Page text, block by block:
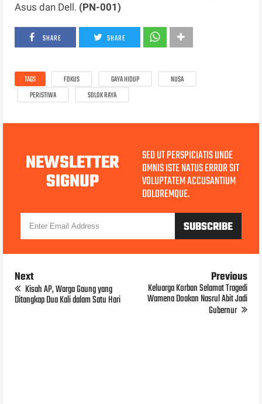
Asus dan Dell. (PN-001)
SHARE SHARE
TAGS FOKUS GAYA HIDUP
NUSA
PERISTIWA
SOLOK RAYA
NEWSLETTER
SIGNUP
SED UT PERSPICIATIS UNDE
OMNIS ISTE NATUS ERROR SIT
VOLUPTATEM ACCUSANTIUM
DOLOREMQUE.
Next
Kisah AP, Warga Gaung yang
Ditangkap Dua Kali dalam Satu Hari
Previous
Keluarga Korban Selamat Tragedi
Wamena Doakan Nasrul Abit Jadi
Gubernur